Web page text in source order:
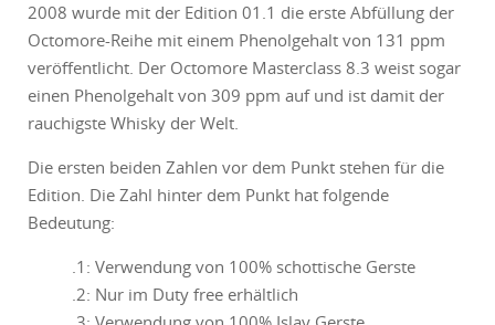
2008 wurde mit der Edition 01.1 die erste Abfüllung der
Octomore-Reihe mit einem Phenolgehalt von 131 ppm
veröffentlicht. Der Octomore Masterclass 8.3 weist sogar
einen Phenolgehalt von 309 ppm auf und ist damit der
rauchigste Whisky der Welt.
Die ersten beiden Zahlen vor dem Punkt stehen für die
Edition. Die Zahl hinter dem Punkt hat folgende
Bedeutung:
.1: Verwendung von 100% schottische Gerste
.2: Nur im Duty free erhältlich